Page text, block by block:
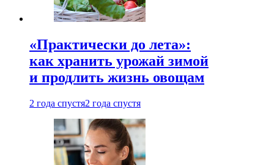
«Практически до лета»:
как хранить урожай зимой
и продлить жизнь овощам
2 года спустя2 года спустя